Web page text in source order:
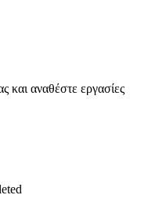
αναθέστε εργασίες